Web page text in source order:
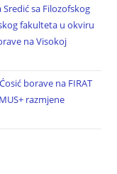
sa Filozofskog
fakulteta u okviru
na Visokoj
borave na FIRAT
razmjene